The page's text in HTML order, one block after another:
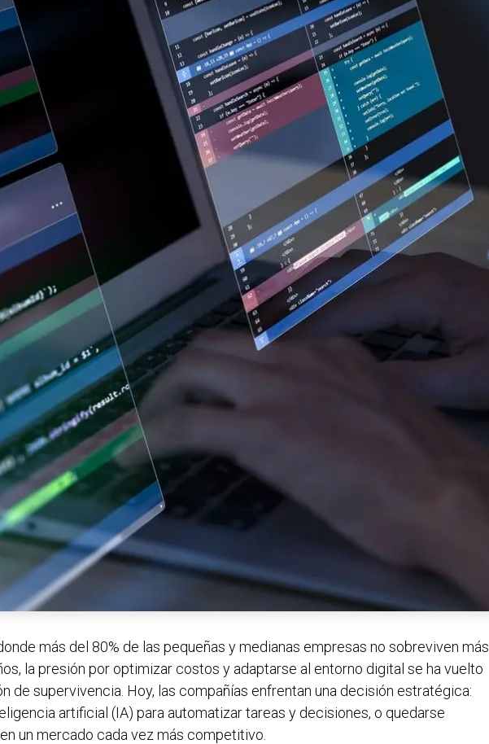
más del 80% de las pequeñas y medianas empresas no sobreviven más
la presión por optimizar costos y adaptarse al entorno digital se ha vuelto
de supervivencia. Hoy, las compañías enfrentan una decisión estratégica:
artificial (IA) para automatizar tareas y decisiones, o quedarse
un mercado cada vez más competitivo.